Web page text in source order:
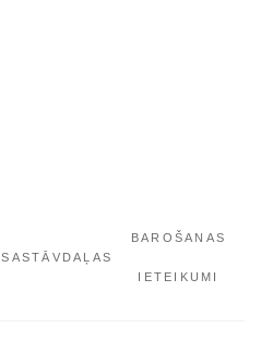
SASTĀVDAĻAS
BAROŠANAS
IETEIKUMI